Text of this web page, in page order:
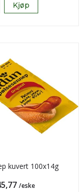
Kjøp
kuvert 100x14g
/eske